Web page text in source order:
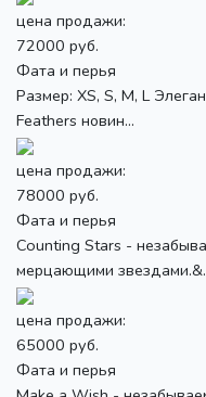
цена продажи:
72000 руб.
Фата и перья
Размер: XS, S, M, L
Feathers новин...
цена продажи:
78000 руб.
Фата и перья
Counting Stars -
мерцающими
цена продажи:
65000 руб.
Фата и перья